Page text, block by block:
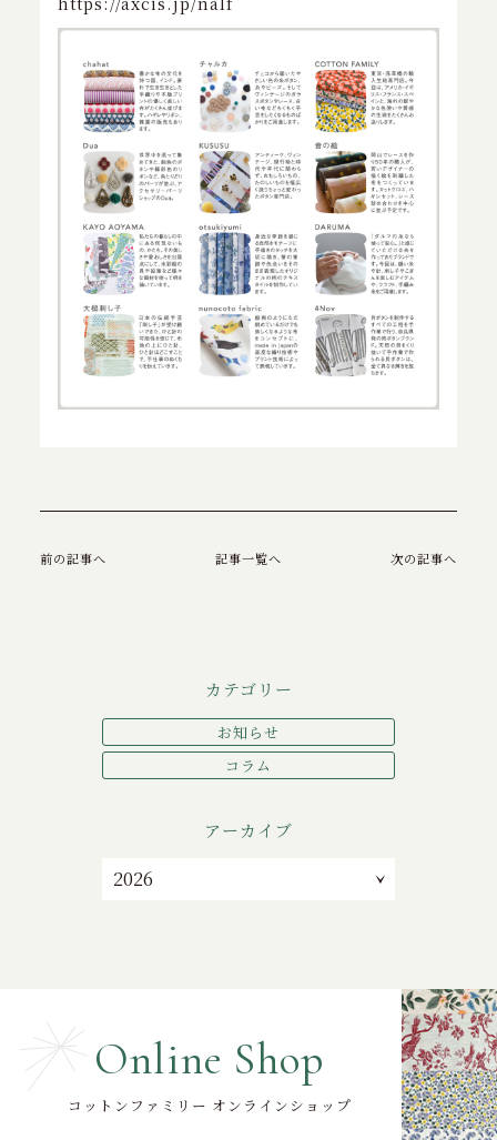
前の記事へ 記事一覧へ 次の記事へ
カテゴリー
お知らせ
コラム
アーカイブ
Online Shop
コットンファミリー オンラインショップ